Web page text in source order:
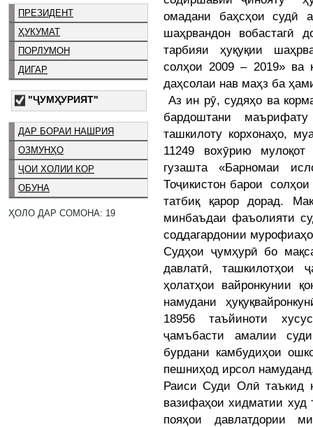
ПРЕЗИДЕНТ
ҲУКУМАТ
ПОРЛУМОН
ДИГАР
"ҶУМҲУРИЯТ"
ДАР БОРАИ НАШРИЯ
ОЗМУНҲО
ҶОИ ХОЛИИ КОР
ОБУНА
ҲОЛО ДАР СОМОНА: 19
омадани баҳсҳои судӣ
шаҳрвандон вобастагӣ
тарбияи ҳуқуқии
солҳои 2009 – 2019» ва
даҳсолаи нав маҳз ба
Аз ин рӯ, судяҳо ва
бардоштани
ташкилоту корхонаҳо,
11249 вохӯрию
гузашта «Барномаи
Тоҷикистон барои
татбиқ қарор дорад.
минбаъдаи фаъолияти
соддагардонии
Судҳои ҷумҳурӣ бо
давлатӣ, ташкилотҳои
ҳолатҳои вайронкунии
намудани
18956 таъйиноти
ҷамъбасти амалии
бурдани камбудиҳои
пешниҳод ирсол
Раиси Суди Олӣ таъкид
вазифаҳои хидматии
пояҳои давлатдории